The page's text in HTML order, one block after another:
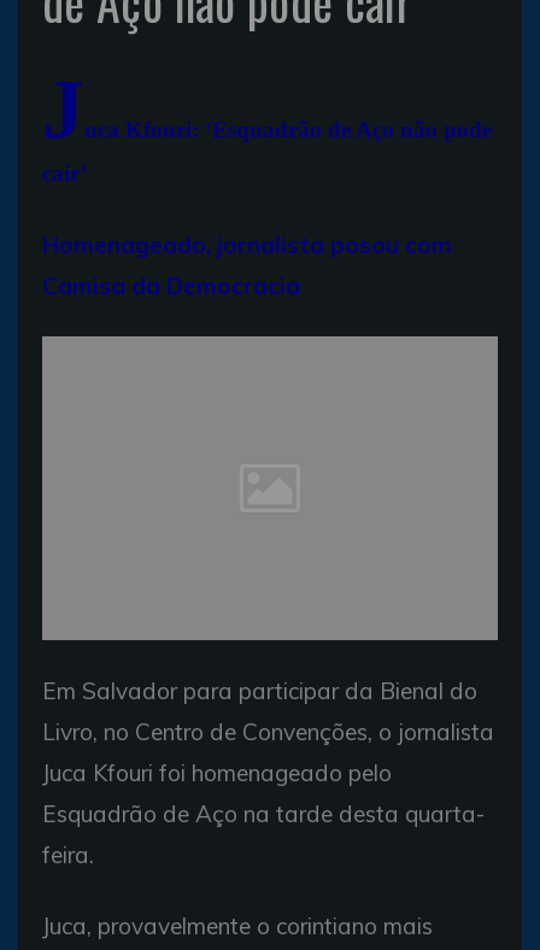
Juca Kfouri: ‘Esquadrão de Aço não pode
cair’
Homenageado, jornalista posou com
Camisa da Democracia
Em Salvador para participar da Bienal do
Livro, no Centro de Convenções, o jornalista
Juca Kfouri foi homenageado pelo
Esquadrão de Aço na tarde desta quarta-
feira.
Juca, provavelmente o corintiano mais